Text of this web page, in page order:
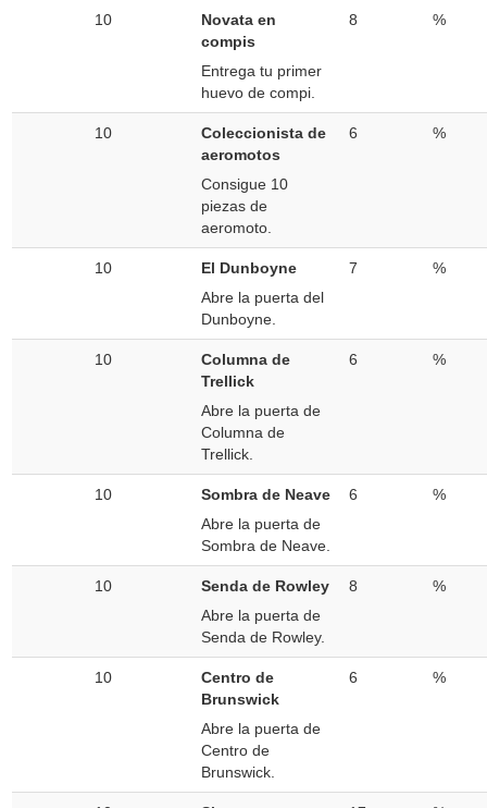
10
Novata en
compis
Entrega tu primer
huevo de compi.
8 %
10
Coleccionista de
aeromotos
Consigue 10
piezas de
aeromoto.
6 %
10
El Dunboyne
Abre la puerta del
Dunboyne.
7 %
10
Columna de
Trellick
Abre la puerta de
Columna de
Trellick.
6 %
10
Sombra de Neave
Abre la puerta de
Sombra de Neave.
6 %
10
Senda de Rowley
Abre la puerta de
Senda de Rowley.
8 %
10
Centro de
Brunswick
Abre la puerta de
Centro de
Brunswick.
6 %